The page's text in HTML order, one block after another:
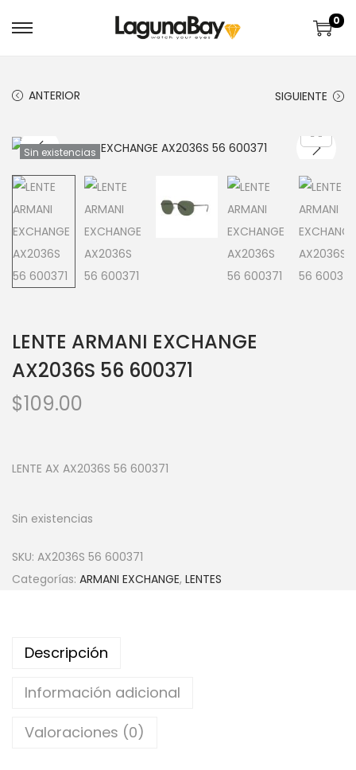
0
ANTERIOR SIGUIENTE
Sin existencias
LENTE ARMANI EXCHANGE
AX2036S 56 600371
$109.00
LENTE AX AX2036S 56 600371
Sin existencias
SKU: AX2036S 56 600371
Categorías: ARMANI EXCHANGE, LENTES
Descripción
Información adicional
Valoraciones (0)